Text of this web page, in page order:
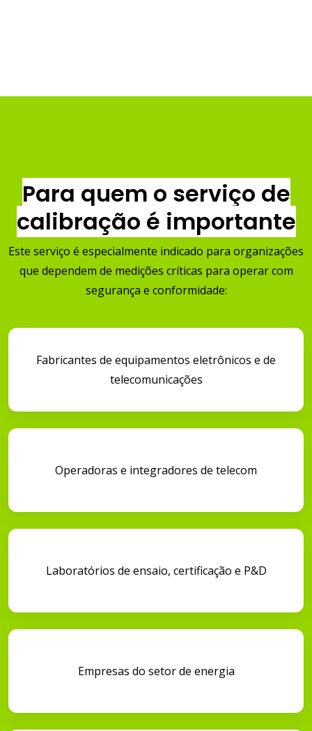
Para quem o serviço de
calibração é importante
Este serviço é especialmente indicado para organizações
que dependem de medições críticas para operar com
segurança e conformidade:
Fabricantes de equipamentos eletrônicos e de
telecomunicações
Operadoras e integradores de telecom
Laboratórios de ensaio, certificação e P&D
Empresas do setor de energia